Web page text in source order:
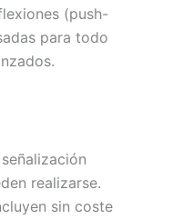
(push-
para todo
realizarse.
sin coste